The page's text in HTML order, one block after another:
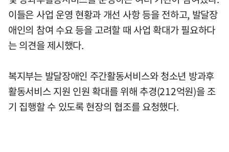
이들은 사업 운영 현황과 개선 사항 등을 전하고, 발달장
애인의 참여 수요 등을 고려할 때 사업 확대가 필요하다
는 의견을 제시했다.
복지부는 발달장애인 주간활동서비스와 청소년 방과후
활동서비스 지원 인원 확대를 위해 추경(212억원)을 조
기 집행할 수 있도록 현장의 협조를 요청했다.